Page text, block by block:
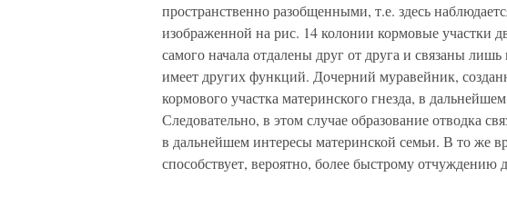
пространственно разобщенными, т.е. здесь
изображенной на рис. 14 колонии кормовые участки
самого начала отдалены друг от друга и связаны
имеет других функций. Дочерний муравейник,
кормового участка материнского гнезда, в
Следовательно, в этом случае образование отводка
в дальнейшем интересы материнской семьи. В то же
способствует, вероятно, более быстрому отчуждению